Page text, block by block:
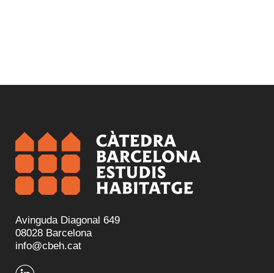
Avinguda Diagonal 649
08028 Barcelona
info@cbeh.cat